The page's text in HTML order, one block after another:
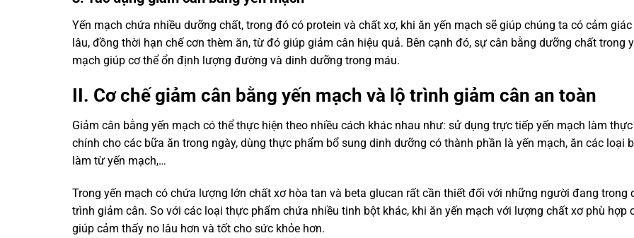
Yến mạch chứa nhiều dưỡng chất, trong đó có protein và chất xơ, khi ăn yến mạch sẽ giúp chúng ta có cảm
lâu, đồng thời hạn chế cơn thèm ăn, từ đó giúp giảm cân hiệu quả. Bên cạnh đó, sự cân bằng dưỡng chất trong
mạch giúp cơ thể ổn định lượng đường và dinh dưỡng trong máu.
II. Cơ chế giảm cân bằng yến mạch và lộ trình giảm cân an toàn
Giảm cân bằng yến mạch có thể thực hiện theo nhiều cách khác nhau như: sử dụng trực tiếp yến mạch làm
chính cho các bữa ăn trong ngày, dùng thực phẩm bổ sung dinh dưỡng có thành phần là yến mạch, ăn các loại
làm từ yến mạch,…
Trong yến mạch có chứa lượng lớn chất xơ hòa tan và beta glucan rất cần thiết đối với những người đang trong
trình giảm cân. So với các loại thực phẩm chứa nhiều tinh bột khác, khi ăn yến mạch với lượng chất xơ phù hợp
giúp cảm thấy no lâu hơn và tốt cho sức khỏe hơn.